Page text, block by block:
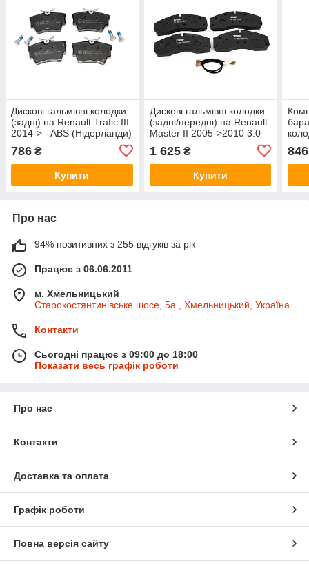
Дискові гальмівні колодки
(задні) на Renault Trafic III
2014-> - ABS (Нідерланди)
786 ₴
Купити
Дискові гальмівні колодки
(задні/передні) на Renault
Master II 2005->2010 3.0
1 625₴
Купити
ATE
846
Про нас
94% позитивних з 255 відгуків за рік
Працює з 06.06.2011
м. Хмельницький
Старокостянтинівське шосе, 5а , Хмельницький, Україна
Контакти
Сьогодні працює з 09:00 до 18:00
Показати весь графік роботи
Про нас
Контакти
Доставка та оплата
Графік роботи
Повна версія сайту